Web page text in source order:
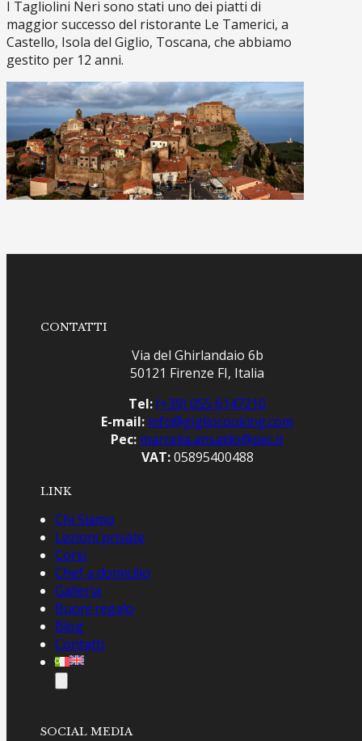
I Tagliolini Neri sono stati uno dei piatti di
maggior successo del ristorante Le Tamerici, a
Castello, Isola del Giglio, Toscana, che abbiamo
gestito per 12 anni.
CONTATTI
Via del Ghirlandaio 6b
50121 Firenze FI, Italia
Tel:(+39) 055 6147210
E-mail: info@gigliocooking.com
Pec: marcella.ansaldo@pec.it
VAT:05895400488
LINK
Chi Siamo
Lezioni private
Corsi
Chef a domicilio
Galleria
Buoni regalo
Blog
Contatti
SOCIAL MEDIA